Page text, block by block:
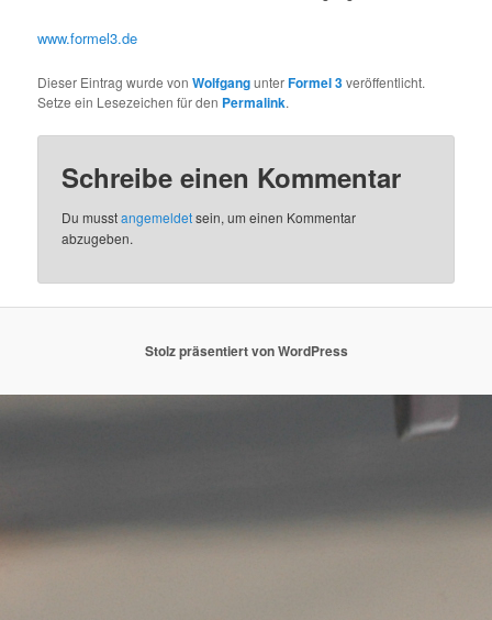
www.formel3.de
Dieser Eintrag wurde vonWolfgangunterFormel 3veröffentlicht.
Setze ein Lesezeichen für den Permalink.
Schreibe einen Kommentar
Du musstangemeldetsein, um einen Kommentar
abzugeben.
Stolz präsentiert von WordPress